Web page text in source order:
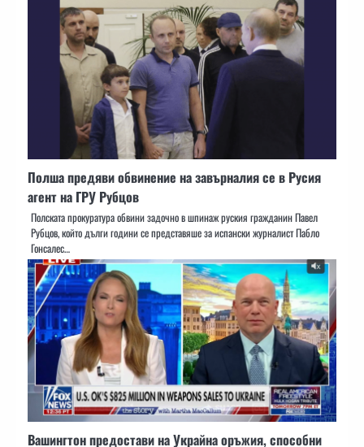
Полша предяви обвинение на завърналия се в Русия
агент на ГРУ Рубцов
Полската прокуратура обвини задочно в шпинаж руския гражданин Павел
Рубцов, който дълги години се представяше за испански журналист Пабло
Гонсалес…
Вашингтон предостави на Украйна оръжия, способни